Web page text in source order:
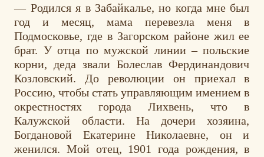
— Родился я в Забайкалье, но когда мне был
год и месяц, мама перевезла меня в
Подмосковье, где в Загорском районе жил ее
брат. У отца по мужской линии – польские
корни, деда звали Болеслав Фердинандович
Козловский. До революции он приехал в
Россию, чтобы стать управляющим имением в
окрестностях города Лихвень, что в
Калужской области. На дочери хозяина,
Богдановой Екатерине Николаевне, он и
женился. Мой отец, 1901 года рождения, в